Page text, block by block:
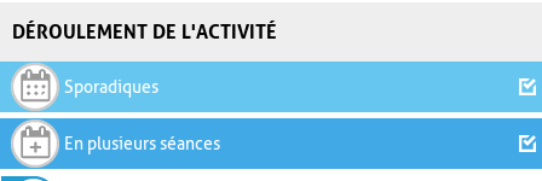
DÉROULEMENT DE L'ACTIVITÉ
Sporadiques
En plusieurs séances